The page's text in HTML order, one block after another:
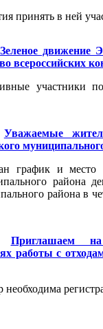
принять в ней
Зеленое движение
всероссийских
участники
Уважаемые
график и место
района
района в
Приглашаем
работы с
необходима